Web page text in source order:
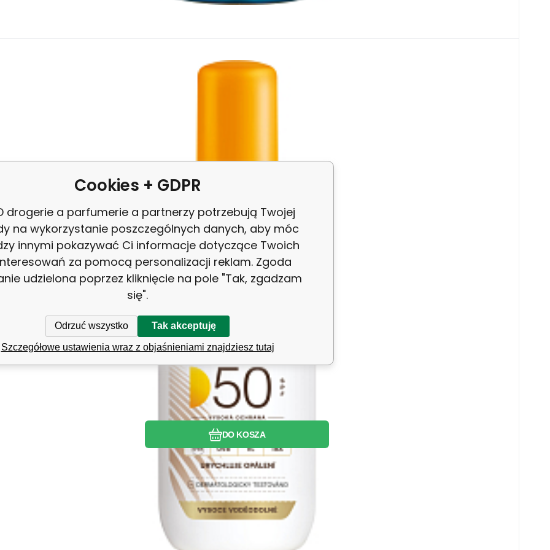
Astrid Sun OF50 Bronz mleko do opalania w spray’u 150 ml
Kod: 2600732
Kod dost.: 815059
EAN: 8592297012429
PLN
413.53 PLN / 1 l
W magazynie
DO KOSZA
Ulubiony
Porównać
Cookies + GDPR
drogerie a parfumerie a partnerzy potrzebują Twojej
na wykorzystanie poszczególnych danych, aby móc
innymi pokazywać Ci informacje dotyczące Twoich
za pomocą personalizacji reklam. Zgoda
udzielona poprzez kliknięcie na pole "Tak, zgadzam
się".
Odrzuć wszystko Tak akceptuję
Szczegółowe ustawienia wraz z objaśnieniami znajdziesz tutaj